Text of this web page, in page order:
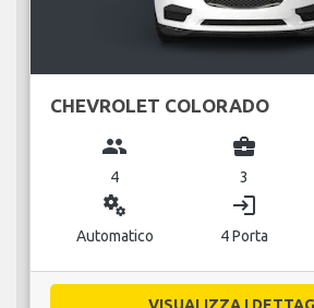
CHEVROLET COLORADO
group
4
business_center
3
miscellaneous_services
Automatico
login
4 Porta
VISUALIZZA I